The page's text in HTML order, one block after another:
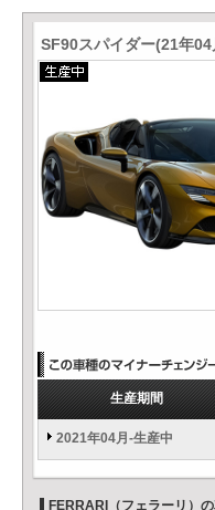
SF90スパイダー(21年
生産期間
2021年04月-生産中
FERRARI（フェラーリ）